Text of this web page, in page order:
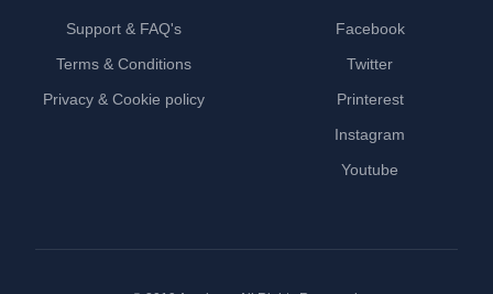
Support & FAQ's
Terms & Conditions
Privacy & Cookie policy
Facebook
Twitter
Printerest
Instagram
Youtube